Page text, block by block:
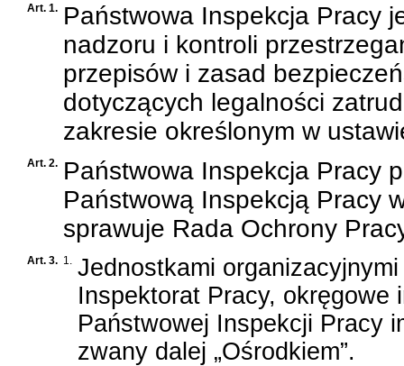
Art. 1. Państwowa Inspekcja Pracy
nadzoru i kontroli
przepisów i zasad
dotyczących legalności
zakresie określonym w
Art. 2. Państwowa Inspekcja Pracy
Państwową Inspekcją Pracy
sprawuje Rada Ochrony
Art. 3. 1. Jednostkami
Inspektorat Pracy, okręgowe
Państwowej Inspekcji Pracy
zwany dalej „Ośrodkiem”.